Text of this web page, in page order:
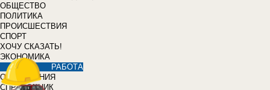
ОБЩЕСТВО
ПОЛИТИКА
ПРОИСШЕСТВИЯ
СПОРТ
ХОЧУ СКАЗАТЬ!
ЭКОНОМИКА
РАБОТА
ОБЪЯВЛЕНИЯ
СПРАВОЧНИК